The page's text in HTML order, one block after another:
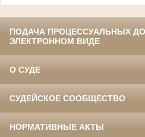
ПОДАЧА ПРОЦЕССУАЛЬНЫХ
ЭЛЕКТРОННОМ ВИДЕ
О СУДЕ
СУДЕЙСКОЕ СООБЩЕСТВО
НОРМАТИВНЫЕ АКТЫ